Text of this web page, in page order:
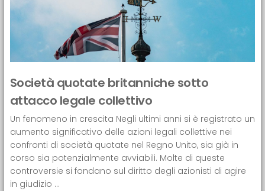
Società quotate britanniche sotto
attacco legale collettivo
Un fenomeno in crescita Negli ultimi anni si è registrato un
aumento significativo delle azioni legali collettive nei
confronti di società quotate nel Regno Unito, sia già in
corso sia potenzialmente avviabili. Molte di queste
controversie si fondano sul diritto degli azionisti di agire
in giudizio ...